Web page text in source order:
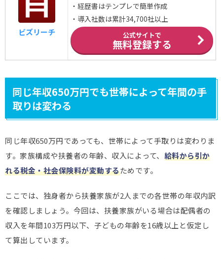
ビズリーチ
・経歴書はテンプレで簡単作成
・導入社数は累計34,700社以上
公式サイトで
無料登録する
同じ年収650万円でも世帯によって年間の手
取りは変わる
同じ年収650万円であっても、世帯によって手取りは変わりま
す。家族構成や扶養者の年齢、収入によって、 給料から引か
れる税金・社会保険料が変動するためです。
ここでは、独身者から扶養家族が2人までの各世帯の年収内訳
を確認しましょう。今回は、扶養家族がいる場合は配偶者の
収入を年間103万円以下、子どもの年齢を16歳以上と仮定し
て算出しています。